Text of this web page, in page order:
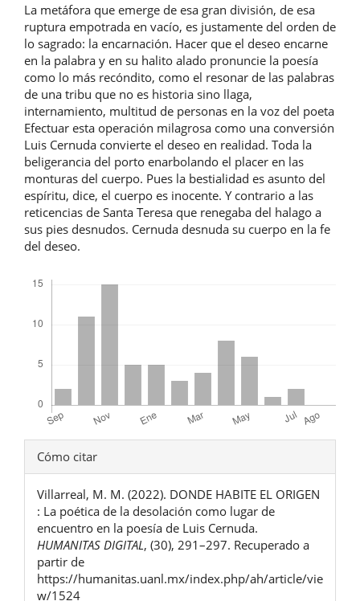
La metáfora que emerge de esa gran división, de esa
ruptura empotrada en vacío, es justamente del orden de
lo sagrado: la encarnación. Hacer que el deseo encarne
en la palabra y en su halito alado pronuncie la poesía
como lo más recóndito, como el resonar de las palabras
de una tribu que no es historia sino llaga,
internamiento, multitud de personas en la voz del poeta
Efectuar esta operación milagrosa como una conversión
Luis Cernuda convierte el deseo en realidad. Toda la
beligerancia del porto enarbolando el placer en las
monturas del cuerpo. Pues la bestialidad es asunto del
espíritu, dice, el cuerpo es inocente. Y contrario a las
reticencias de Santa Teresa que renegaba del halago a
sus pies desnudos. Cernuda desnuda su cuerpo en la fe
del deseo.
Detalles
del
artículo
Cómo citar
Villarreal, M. M. (2022). DONDE HABITE EL ORIGEN
: La poética de la desolación como lugar de
encuentro en la poesía de Luis Cernuda.
HUMANITAS DIGITAL, (30), 291–297. Recuperado a
partir de
https://humanitas.uanl.mx/index.php/ah/article/vie
w/1524